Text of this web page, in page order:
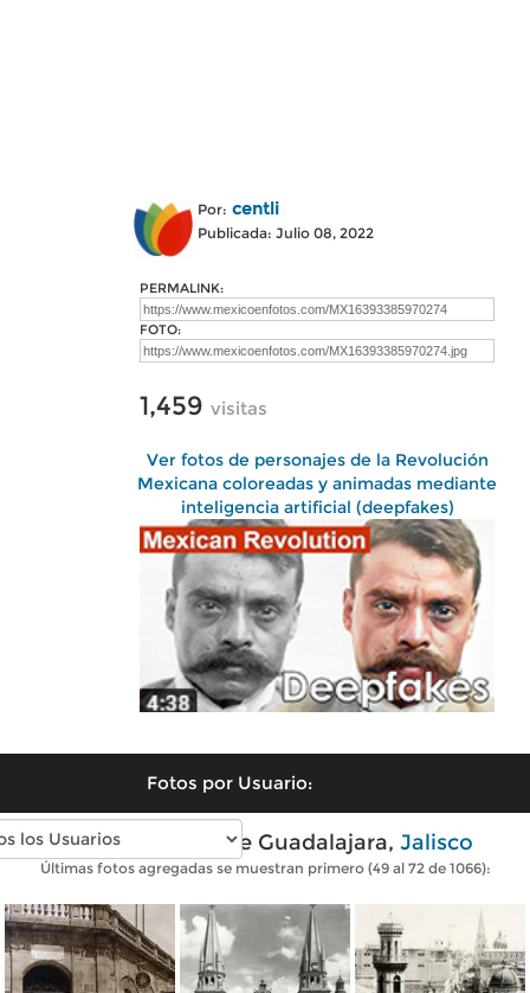
Por: centli
Publicada: Julio 08, 2022
PERMALINK:
FOTO:
1,459 visitas
Ver fotos de personajes de la Revolución
Mexicana coloreadas y animadas mediante
inteligencia artificial (deepfakes)
Fotos por Usuario:
Fotos antiguas de Guadalajara, Jalisco
Últimas fotos agregadas se muestran primero (49 al 72 de 1066):